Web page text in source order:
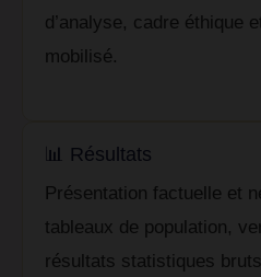
d’analyse, cadre éthique
mobilisé.
📊 Résultats
Présentation factuelle et
tableaux de population,
résultats statistiques